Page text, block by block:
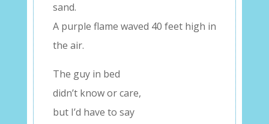
sand.
A purple flame waved 40 feet high in
the air.
The guy in bed
didn’t know or care,
but I’d have to say